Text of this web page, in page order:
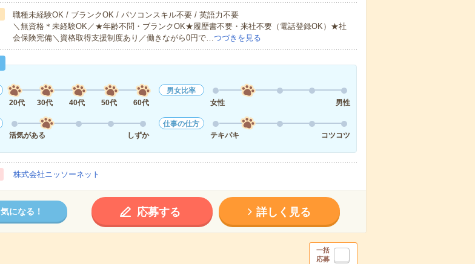
職種未経験OK / ブランクOK / パソコンスキル不要 / 英語力不要
＼無資格＊未経験OK／★年齢不問・ブランクOK★履歴書不要・来社不要（電話登録OK）★社
会保険完備＼資格取得支援制度あり／働きながら0円で…つづきを見る
20代
30代 40代 50代 60代
男女比率
女性
男性
活気がある
しずか
仕事の仕方
テキパキ
コツコツ
株式会社ニッソーネット
気になる！ 応募する 詳しく見る
一括
応募